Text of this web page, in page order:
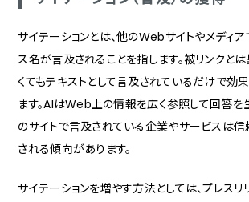
サイテーションとは、他のWebサイトやメディ
ス名が言及されることを指します。被リンクとは
くてもテキストとして言及されているだけで効
ます。AIはWeb上の情報を広く参照して回答を
のサイトで言及されている企業やサービスは
される傾向があります。
サイテーションを増やす方法としては、プレスリ